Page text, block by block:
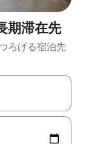
期滞在先
ろげる宿泊先
使って移動するか